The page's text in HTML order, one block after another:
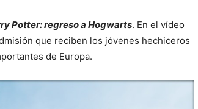
Potter: regreso a Hogwarts. En el vídeo
que reciben los jóvenes hechiceros
de Europa.